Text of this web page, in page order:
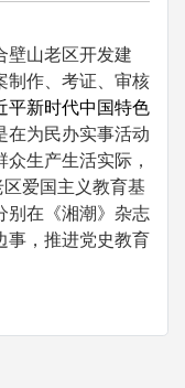
壁山老区开发建
制作、考证、审核
平新时代中国特色
在为民办实事活动
生产生活实际，
爱国主义教育基
别在《湘潮》杂志
事，推进党史教育